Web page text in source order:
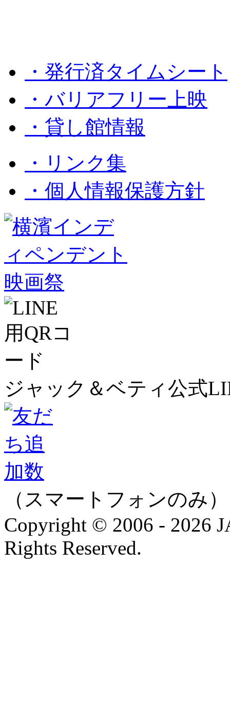
・発行済タイムシート
・バリアフリー上映
・貸し館情報
・リンク集
・個人情報保護方針
ジャック＆ベティ公式
（スマートフォンのみ）
Copyright © 2006 - 2026
Rights Reserved.